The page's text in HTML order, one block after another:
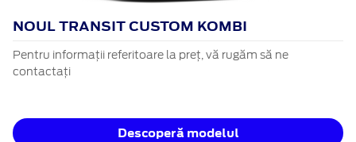
NOUL TRANSIT CUSTOM KOMBI
Pentru informații referitoare la preț, vă rugăm să ne
contactați
Descoperă modelul